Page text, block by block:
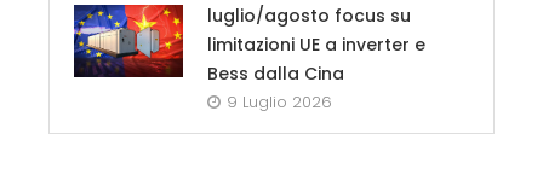
luglio/agosto focus su
limitazioni UE a inverter e
Bess dalla Cina
9 Luglio 2026